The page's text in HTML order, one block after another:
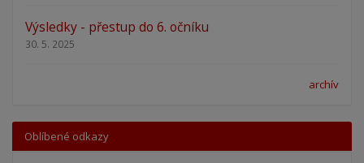
Výsledky - přestup do 6. očníku
30. 5. 2025
archív
Oblíbené odkazy